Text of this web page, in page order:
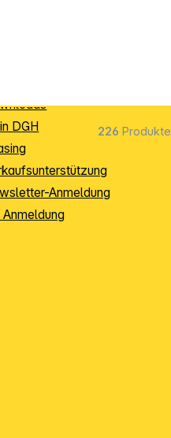
226 Produkte
DGH
Anmeldung
Anmeldung